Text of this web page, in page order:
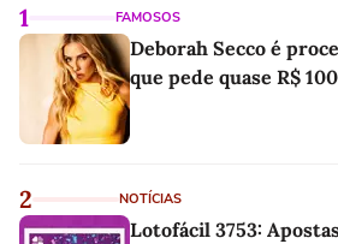
1 FAMOSOS
Deborah Secco é
que pede quase R$
2 NOTÍCIAS
Lotofácil 3753: